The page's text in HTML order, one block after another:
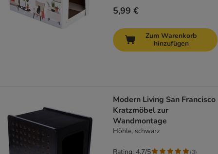
5,99 €
Zum Warenkorb
hinzufügen
Modern Living San Francisco
Kratzmöbel zur
Wandmontage
Höhle, schwarz
Rating: 4.7/5 (3)